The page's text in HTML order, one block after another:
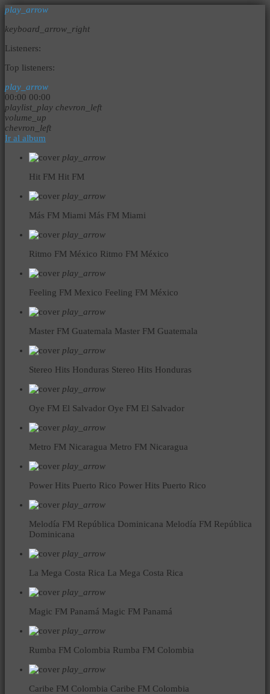
play_arrow
keyboard_arrow_right
Listeners:
Top listeners:
play_arrow
00:00 00:00
playlist_play chevron_left
volume_up
chevron_left
Ir al album
play_arrow
Hit FM Hit FM
play_arrow
Más FM Miami Más FM Miami
play_arrow
Ritmo FM México Ritmo FM México
play_arrow
Feeling FM Mexico Feeling FM México
play_arrow
Master FM Guatemala Master FM Guatemala
play_arrow
Stereo Hits Honduras Stereo Hits Honduras
play_arrow
Oye FM El Salvador Oye FM El Salvador
play_arrow
Metro FM Nicaragua Metro FM Nicaragua
play_arrow
Power Hits Puerto Rico Power Hits Puerto Rico
play_arrow
Melodía FM República Dominicana Melodía FM República
Dominicana
play_arrow
La Mega Costa Rica La Mega Costa Rica
play_arrow
Magic FM Panamá Magic FM Panamá
play_arrow
Rumba FM Colombia Rumba FM Colombia
play_arrow
Caribe FM Colombia Caribe FM Colombia